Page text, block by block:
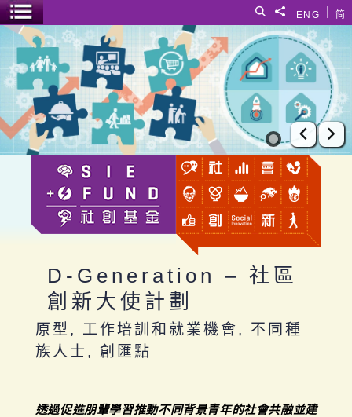
简
ENG
分享給
搜尋
選單開關
D-Generation – 社區創新大使計劃
上一張
下
D-Generation – 社區
創新大使計劃
原型, 工作培訓和就業機會, 不同種
族人士, 創匯點
透過促進朋輩學習推動不同背景青年的社會共融並建